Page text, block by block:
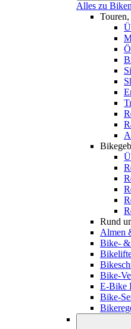
Alles zu
Rund
Almen
Bike- &
Bike-
E-Bike
Bike-